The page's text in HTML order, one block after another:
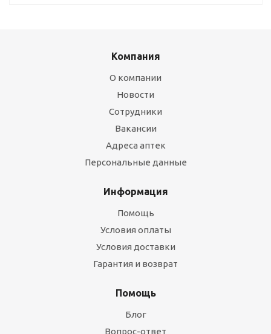
Компания
О компании
Новости
Сотрудники
Вакансии
Адреса аптек
Персональные данные
Информация
Помощь
Условия оплаты
Условия доставки
Гарантия и возврат
Помощь
Блог
Вопрос-ответ